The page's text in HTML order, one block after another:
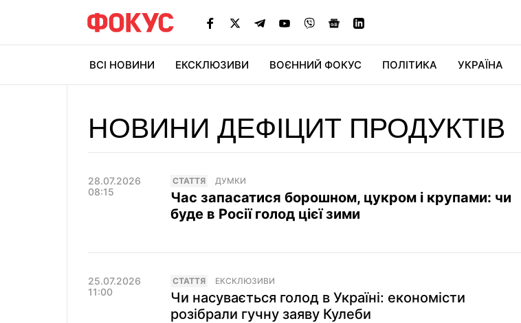
ВСІ НОВИНИ ЕКСКЛЮЗИВИ ВОЄННИЙ ФОКУС ПОЛІТИКА УКРАЇНА
НОВИНИ ДЕФІЦИТ ПРОДУКТІВ
28.07.2026
08:15
СТАТТЯ ДУМКИ
Час запасатися борошном, цукром і крупами: чи
буде в Росії голод цієї зими
25.07.2026
11:00
СТАТТЯ ЕКСКЛЮЗИВИ
Чи насувається голод в Україні: економісти
розібрали гучну заяву Кулеби